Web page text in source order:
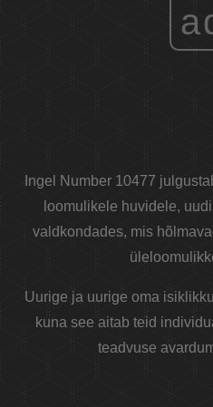
Ingel Number 10477
loomulikele huvidele,
valdkondades, mis
Uurige ja uurige oma
kuna see aitab teid
teadvuse